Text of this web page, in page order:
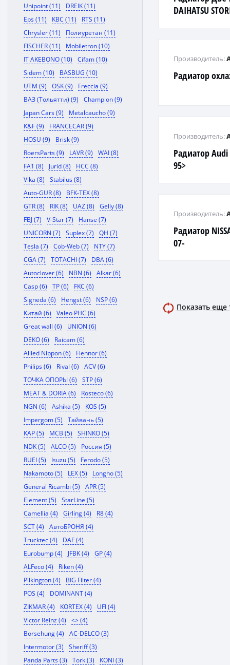
Unipoint (11)
DREIK (11)
Eps (11)
KBC (11)
RTS (11)
Chrysler (11)
Полиуретан (11)
FISCHER (11)
Mobiletron (10)
IT AKEBONO (10)
Cifam (10)
Sidem (10)
BASBUG (10)
UTM (9)
OSK (9)
Freccia (9)
ВАЗ (Тольятти) (9)
Champion (9)
Japan Cars (9)
Metalcaucho (9)
K&F (9)
FRANCECAR (9)
HOSU (9)
Brisk (9)
RoersParts (9)
LAVR (9)
WAI (8)
FA1 (8)
Jurid (8)
HCC (8)
Vika (8)
Stabilus (8)
Auto-GUR (8)
BFK-TEX (8)
GTR (8)
RIK (8) UAZ (8)
Gelly (8)
FBJ (7)
V-Star (7)
Hanse (7)
UNICORN (7)
Suplex (7)
QH (7)
Tesla (7)
Cob-Web (7)
NTY (7)
CGA (7)
TOTACHI (7)
DBA (6)
Autoclover (6)
NBN (6)
Alkar (6)
Casp (6)
TP (6)
FKC (6)
Signeda (6)
Hengst (6)
NSP (6)
Китай (6)
Valeo PHC (6)
Great wall (6)
UNION (6)
DEKO (6)
Raicam (6)
Allied Nippon (6)
Flennor (6)
Philips (6)
Rival (6)
ACV (6)
ТОЧКА ОПОРЫ (6)
STP (6)
MEAT & DORIA (6)
Rosteco (6)
NGN (6)
Ashika (5)
KOS (5)
Impergom (5)
Тайвань (5)
KAP (5)
MCB (5)
SHINKO (5)
NDK (5)
ALCO (5)
Россия (5)
RUEI (5)
Isuzu (5)
Ferodo (5)
Nakamoto (5)
LEX (5)
Longho (5)
General Ricambi (5)
APR (5)
Element (5)
StarLine (5)
Camellia (4)
Girling (4)
R8 (4)
SCT (4)
АвтоБРОНЯ (4)
Trucktec (4)
DAF (4)
Eurobump (4)
JFBK (4)
GP (4)
ALFeco (4)
Riken (4)
Pilkington (4)
BIG Filter (4)
POS (4)
DOMINANT (4)
ZIKMAR (4)
KORTEX (4)
UFI (4)
Victor Reinz (4)
<> (4)
Borsehung (4)
AC-DELCO (3)
Intermotor (3)
Sheriff (3)
Panda Parts (3)
Tork (3)
KONI (3)
DAIHATSU
Радиатор
Производитель:
Радиатор
95>
Производитель:
Радиатор
07-
Производитель:
Показать еще